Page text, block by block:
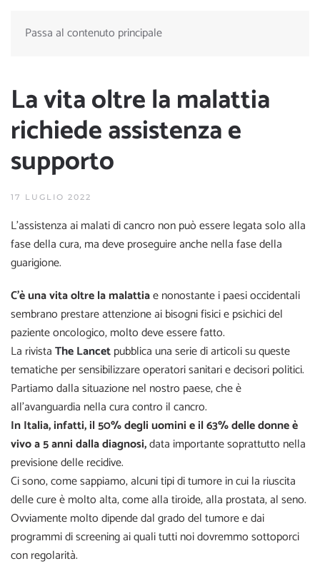
Passa al contenuto principale
La vita oltre la malattia
richiede assistenza e
supporto
17 LUGLIO 2022
L’assistenza ai malati di cancro non può essere legata solo alla
fase della cura, ma deve proseguire anche nella fase della
guarigione.
C’è una vita oltre la malattiae nonostante i paesi occidentali
sembrano prestare attenzione ai bisogni fisici e psichici del
paziente oncologico, molto deve essere fatto.
La rivistaThe Lancetpubblica una serie di articoli su queste
tematiche per sensibilizzare operatori sanitari e decisori politici.
Partiamo dalla situazione nel nostro paese, che è
all’avanguardia nella cura contro il cancro.
In Italia, infatti, il 50% degli uomini e il 63% delle donne è
vivo a 5 anni dalla diagnosi,data importante soprattutto nella
previsione delle recidive.
Ci sono, come sappiamo, alcuni tipi di tumore in cui la riuscita
delle cure è molto alta, come alla tiroide, alla prostata, al seno.
Ovviamente molto dipende dal grado del tumore e dai
programmi di screening ai quali tutti noi dovremmo sottoporci
con regolarità.